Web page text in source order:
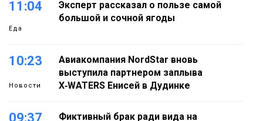
11:04
Еда
Эксперт рассказал о пользе самой
большой и сочной ягоды
10:23
Новости
Авиакомпания NordStar вновь
выступила партнером заплыва
X‑WATERS Енисей в Дудинке
09:37
Фиктивный брак ради вида на